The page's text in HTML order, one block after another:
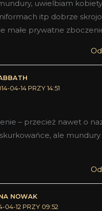
uwielbiam
itp dobrze
małe prywatne
04-14 PRZY 14:51
– przecież nawet o
ale
NOWAK
04-12 PRZY 09:52